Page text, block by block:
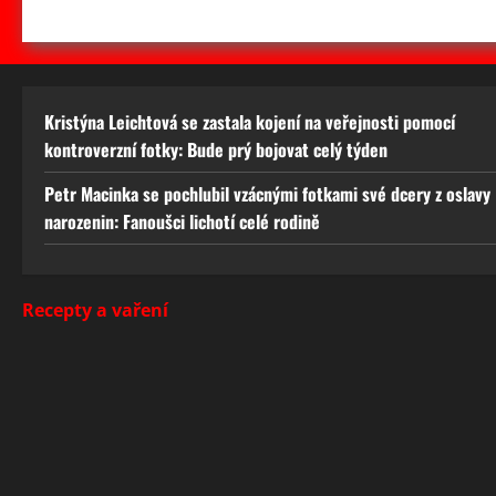
Kristýna Leichtová se zastala kojení na veřejnosti pomocí
kontroverzní fotky: Bude prý bojovat celý týden
Petr Macinka se pochlubil vzácnými fotkami své dcery z oslavy
narozenin: Fanoušci lichotí celé rodině
Recepty a vaření